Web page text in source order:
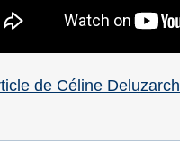
de Céline